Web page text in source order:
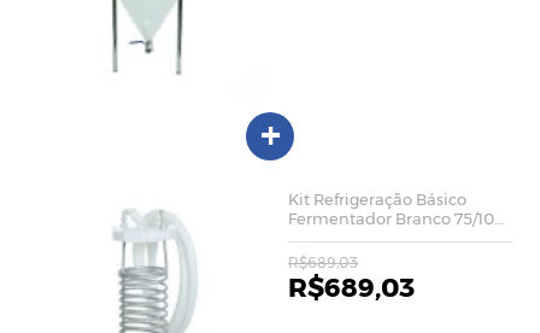
+
Kit Refrigeração Básico
Fermentador Branco 75/100
LTS
R$689,03
R$689,03